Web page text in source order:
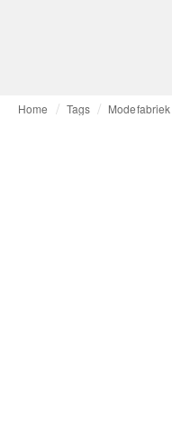
Home Tags Modefabriek